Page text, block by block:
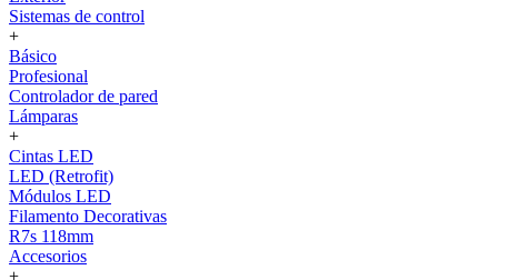
Sistemas de control
+
Básico
Profesional
Controlador de pared
Lámparas
+
Cintas LED
LED (Retrofit)
Módulos LED
Filamento Decorativas
R7s 118mm
Accesorios
+